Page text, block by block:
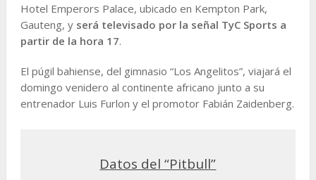
Hotel Emperors Palace, ubicado en Kempton Park,
Gauteng, y será televisado por la señal TyC Sports a
partir de la hora 17.
El púgil bahiense, del gimnasio “Los Angelitos”, viajará el
domingo venidero al continente africano junto a su
entrenador Luis Furlon y el promotor Fabián Zaidenberg.
Datos del “Pitbull”